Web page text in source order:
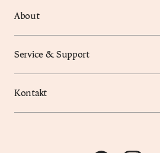
About
Service & Support
Kontakt